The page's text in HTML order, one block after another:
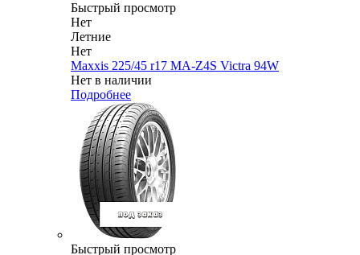
Быстрый просмотр
Нет
Летние
Нет
Maxxis 225/45 r17 MA-Z4S Victra 94W
Нет в наличии
Подробнее
Быстрый просмотр